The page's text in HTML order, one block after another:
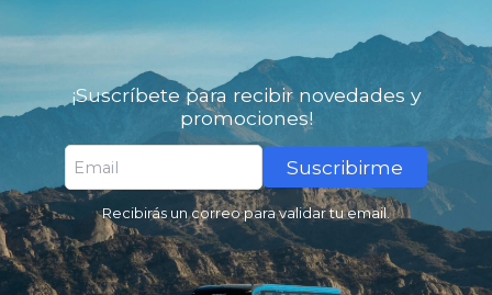
¡Suscríbete para recibir novedades y
promociones!
Suscribirme
Recibirás un correo para validar tu email.